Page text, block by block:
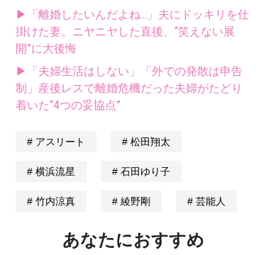
▶「離婚したいんだよね...」夫にドッキリを仕
掛けた妻。ニヤニヤした直後、“笑えない展
開”に大後悔
▶「夫婦生活はしない」「外での発散は申告
制」産後レスで離婚危機だった夫婦がたどり
着いた“4つの妥協点”
アスリート 松田翔太
横浜流星 石田ゆり子
竹内涼真 綾野剛 芸能人
あなたにおすすめ